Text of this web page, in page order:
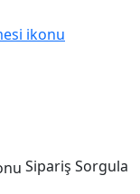
Sipariş Sorgula